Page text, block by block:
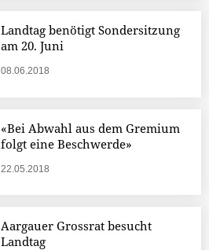
Landtag benötigt Sondersitzung
am 20. Juni
08.06.2018
«Bei Abwahl aus dem Gremium
folgt eine Beschwerde»
22.05.2018
Aargauer Grossrat besucht
Landtag